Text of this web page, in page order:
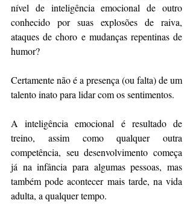
nível de inteligência emocional de outro
conhecido por suas explosões de raiva,
ataques de choro e mudanças repentinas de
humor?
Certamente não é a presença (ou falta) de um
talento inato para lidar com os sentimentos.
A inteligência emocional é resultado de
treino, assim como qualquer outra
competência, seu desenvolvimento começa
já na infância para algumas pessoas, mas
também pode acontecer mais tarde, na vida
adulta, a qualquer tempo.